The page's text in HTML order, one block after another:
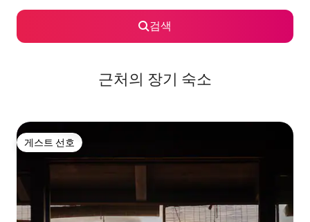
검색
근처의 장기 숙소
게스트 선호
게스트 선호